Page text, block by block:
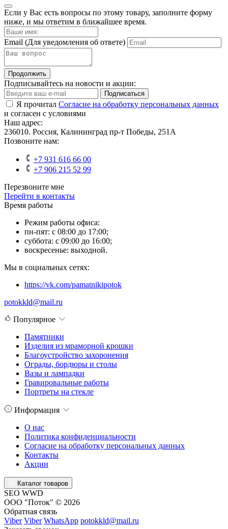
Если у Вас есть вопросы по этому товару, заполните форму
ниже, и мы ответим в ближайшее время.
Email (Для уведомления об ответе)
Продолжить
Подписывайтесь на новости и акции:
Подписаться
Я прочитал Согласие на обработку персональных данных
и согласен с условиями
Наш адрес:
236010. Россия, Калининград пр-т Победы, 251А
Позвоните нам:
+7 931 616 66 00
+7 906 215 52 99
Перезвоните мне
Перейти в контакты
Время работы
Режим работы офиса:
пн-пят: с 08:00 до 17:00;
суббота: с 09:00 до 16:00;
воскресенье: выходной.
Мы в социальных сетях:
https://vk.com/pamatnikipotok
potokkld@mail.ru
Популярное
Памятники
Изделия из мраморной крошки
Благоустройство захоронения
Ограды, бордюры и столы
Вазы и лампадки
Гравировальные работы
Портреты на стекле
Информация
О нас
Политика конфиденциальности
Согласие на обработку персональных данных
Контакты
Акции
Каталог товаров
SEO WWD
ООО "Поток" © 2026
Обратная связь
Viber Viber WhatsApp potokkld@mail.ru